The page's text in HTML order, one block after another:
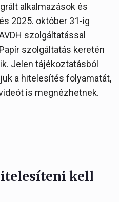
alkalmazások és
2025. október 31-ig
szolgáltatással
szolgáltatás keretén
Jelen tájékoztatásból
a hitelesítés folyamatát,
is megnézhetnek.
kell